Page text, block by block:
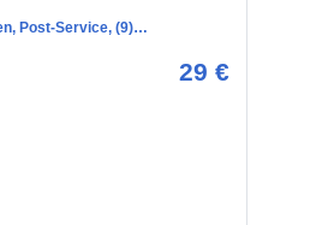
Post-Service, (9)…
29 €